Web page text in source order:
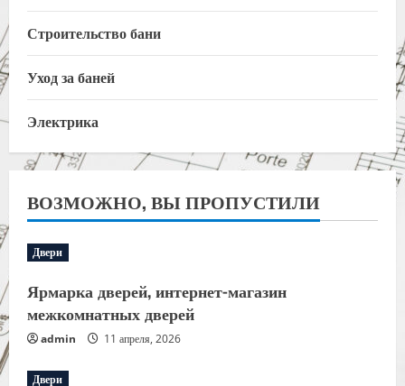
Строительство бани
Уход за баней
Электрика
ВОЗМОЖНО, ВЫ ПРОПУСТИЛИ
Двери
Ярмарка дверей, интернет-магазин
межкомнатных дверей
admin 11 апреля, 2026
Двери